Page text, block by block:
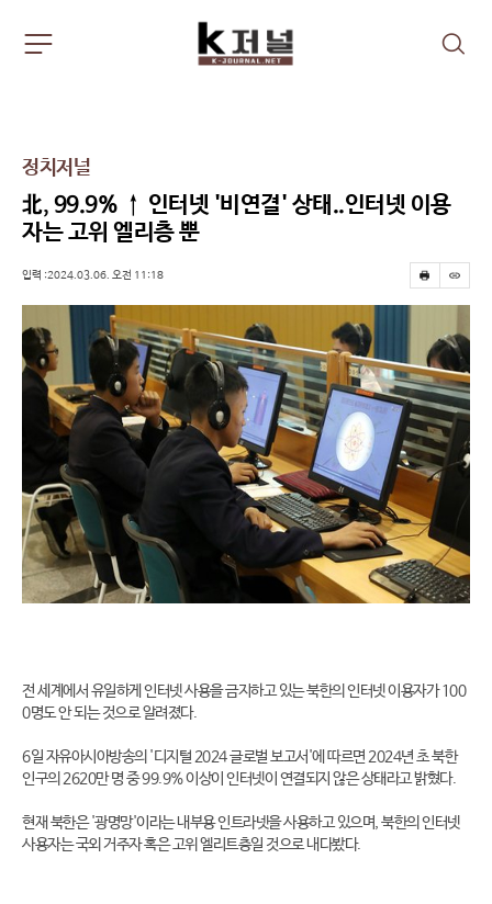
검
주
뉴
치
기
정치저널
北, 99.9% ↑ 인터넷 '비연결' 상태..인터넷 이용
자는 고위 엘리층 뿐
프
린
스
크
입력 :2024.03.06. 오전 11:18
전 세계에서 유일하게 인터넷 사용을 금지하고 있는 북한의 인터넷 이용자가 100
0명도 안 되는 것으로 알려졌다.
6일 자유아시아방송의 '디지털 2024 글로벌 보고서'에 따르면 2024년 초 북한
인구의 2620만 명 중 99.9% 이상이 인터넷이 연결되지 않은 상태라고 밝혔다.
현재 북한은 '광명망'이라는 내부용 인트라넷을 사용하고 있으며, 북한의 인터넷
사용자는 국외 거주자 혹은 고위 엘리트층일 것으로 내다봤다.